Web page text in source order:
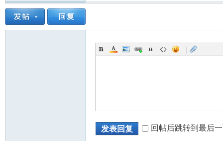
|
发表回复 回帖后跳转到最后